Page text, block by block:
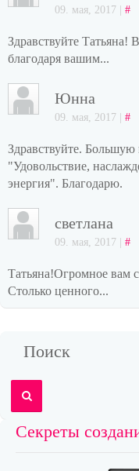
09. мая, 2017 | #
Здравствуйте
благодаря вашим...
Юнна
09. мая, 2017 | #
Здравствуйте. Большую
"Удовольствие,
энергия". Благодарю.
светлана
09. мая, 2017 | #
Татьяна!Огромное вам
Столько ценного...
Поиск
Секреты